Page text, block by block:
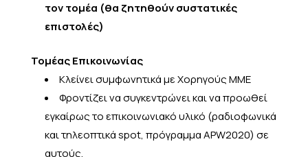
τον τομέα (θα ζητηθούν συστατικές
επιστολές)
Τομέας Επικοινωνίας
Κλείνει συμφωνητικά με Χορηγούς ΜΜΕ
Φροντίζει να συγκεντρώνει και να προωθεί
εγκαίρως το επικοινωνιακό υλικό (ραδιοφωνικά
και τηλεοπτικά spot, πρόγραμμα APW2020) σε
αυτούς.